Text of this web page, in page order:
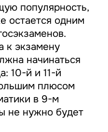
популярность,
остается одним
к экзамену
начинаться
10-й и 11-й
плюсом
в 9-м
не нужно будет